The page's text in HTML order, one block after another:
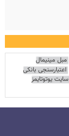
مبل مینیمال
اعتبارسنجی بانکی
سایت یوتوتایمز